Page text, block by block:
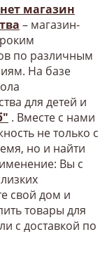
магазин
– магазин-
по различным
На базе
для детей и
. Вместе с нами
не только с
но и найти
Вы с
свой дом и
товары для
с доставкой по